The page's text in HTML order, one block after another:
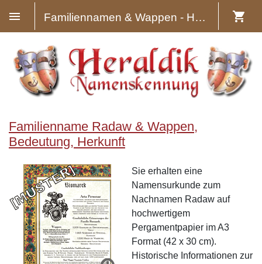
Familiennamen & Wappen - Heraldik
Familienname Radaw & Wappen,
Bedeutung, Herkunft
Sie erhalten eine
Namensurkunde zum
Nachnamen Radaw auf
hochwertigem
Pergamentpapier im A3
Format (42 x 30 cm).
Historische Informationen zur